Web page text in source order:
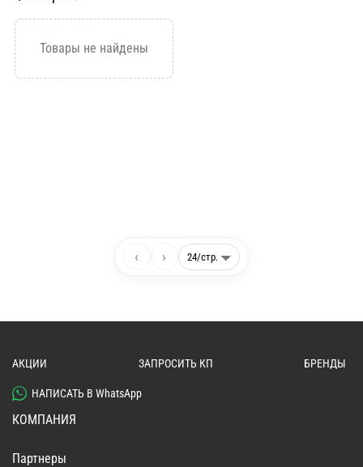
Товары не найдены
‹ ›
АКЦИИ ЗАПРОСИТЬ КП БРЕНДЫ
НАПИСАТЬ В WhatsApp
КОМПАНИЯ
Партнеры